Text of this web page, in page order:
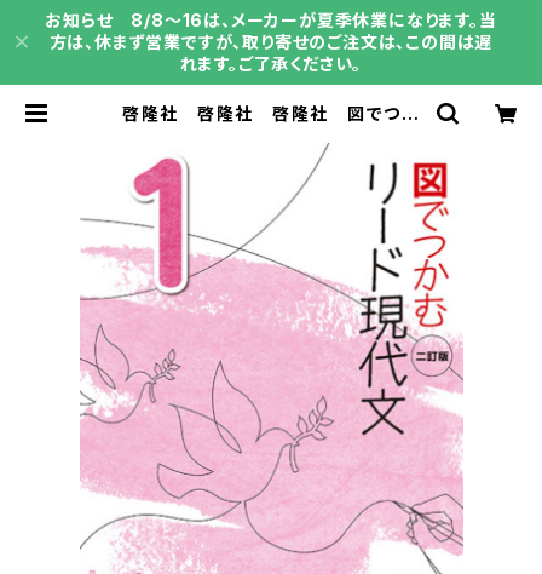
お知らせ 8/8～16は、メーカーが夏季休業になります。当
方は、休まず営業ですが、取り寄せのご注文は、この間は遅
れます。ご了承ください。
啓隆社 啓隆社 啓隆社 図でつか
5年度版 新品 問題集本体のみ
別冊解答なし ISBN：004010375
ISBN-10：B0FSSN11CQ SK
U：004010375 | 育之書店（いくの
しょてん）